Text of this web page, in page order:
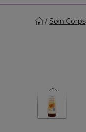
Soin Corps